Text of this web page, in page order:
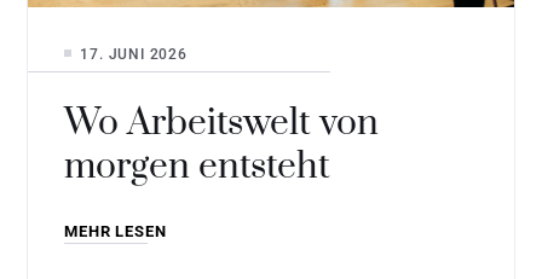
Wo Arbeitswelt von
morgen entsteht
17. JUNI 2026
MEHR LESEN